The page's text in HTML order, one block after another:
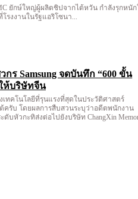
ยักษ์ใหญ่ผู้ผลิตชิปจากไต้หวัน กำลังรุกหนัก
รงงานในรัฐแอริโซนา...
ร Samsung จดบันทึก “600 ขั้น
ห้บริษัทจีน
ทคโนโลยีที่รุนแรงที่สุดในประวัติศาสตร์
ครับ โดยผลการสืบสวนระบุว่าอดีตพนักงาน
ดับหัวกะทิส่งต่อไปยังบริษัท ChangXin